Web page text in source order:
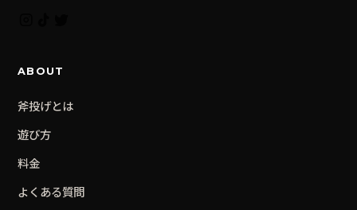
ABOUT
斧投げとは
遊び方
料金
よくある質問